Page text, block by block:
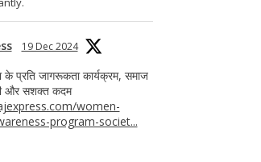
19 Dec 2024
के प्रति जागरूकता कार्यक्रम, समाज
और सशक्त कदम
women-
program-societ...